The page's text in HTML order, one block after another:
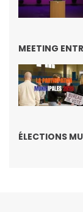
MEETING
ÉLECTIONS